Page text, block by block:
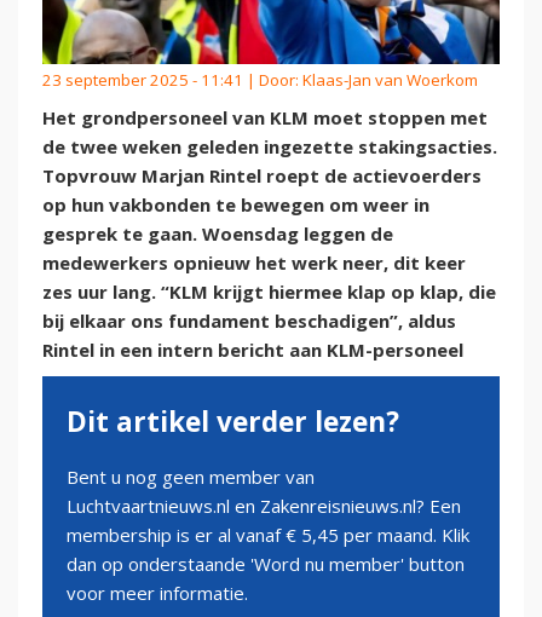
23 september 2025 - 11:41 | Door: Klaas-Jan van Woerkom
Het grondpersoneel van KLM moet stoppen met
de twee weken geleden ingezette stakingsacties.
Topvrouw Marjan Rintel roept de actievoerders
op hun vakbonden te bewegen om weer in
gesprek te gaan. Woensdag leggen de
medewerkers opnieuw het werk neer, dit keer
zes uur lang. “KLM krijgt hiermee klap op klap, die
bij elkaar ons fundament beschadigen”, aldus
Rintel in een intern bericht aan KLM-personeel
Dit artikel verder lezen?
Bent u nog geen member van
Luchtvaartnieuws.nl en Zakenreisnieuws.nl? Een
membership is er al vanaf € 5,45 per maand. Klik
dan op onderstaande 'Word nu member' button
voor meer informatie.